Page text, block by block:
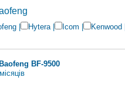
Hytera| Icom Kenwood
Baofeng BF-9500
місяців